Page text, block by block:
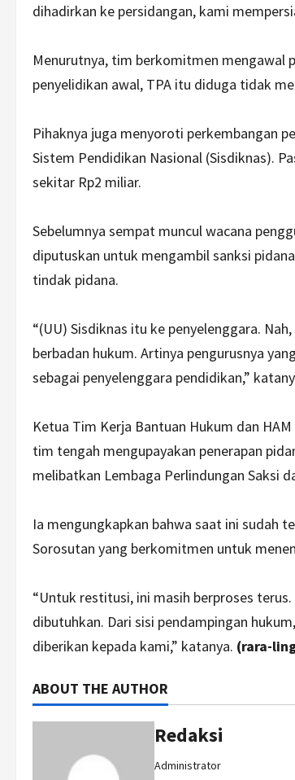
dihadirkan ke persidangan, kami
Menurutnya, tim berkomitmen mengawal
penyelidikan awal, TPA itu diduga tidak
Pihaknya juga menyoroti perkembangan
Sistem Pendidikan Nasional (Sisdiknas).
sekitar Rp2 miliar.
Sebelumnya sempat muncul wacana
diputuskan untuk mengambil sanksi
tindak pidana.
“(UU) Sisdiknas itu ke penyelenggara.
berbadan hukum. Artinya pengurusnya
sebagai penyelenggara pendidikan,”
Ketua Tim Kerja Bantuan Hukum dan
tim tengah mengupayakan penerapan
melibatkan Lembaga Perlindungan Saksi
Ia mengungkapkan bahwa saat ini sudah
Sorosutan yang berkomitmen untuk
“Untuk restitusi, ini masih berproses
dibutuhkan. Dari sisi pendampingan
diberikan kepada kami,” katanya. (rara-
ABOUT THE AUTHOR
Redaksi
Administrator